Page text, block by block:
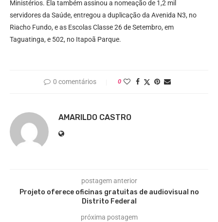
Ministérios. Ela também assinou a nomeação de 1,2 mil
servidores da Saúde, entregou a duplicação da Avenida N3, no
Riacho Fundo, e as Escolas Classe 26 de Setembro, em
Taguatinga, e 502, no Itapoã Parque.
0 comentários 0
AMARILDO CASTRO
postagem anterior
Projeto oferece oficinas gratuitas de audiovisual no
Distrito Federal
próxima postagem